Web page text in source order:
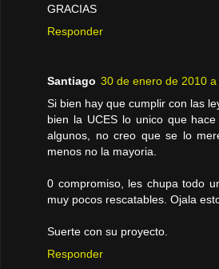
GRACIAS
Responder
Santiago 30 de enero de 2010 a
Si bien hay que cumplir con las
bien la UCES lo unico que
algunos, no creo que se lo
menos no la mayoria.
0 compromiso, les chupa todo
muy pocos rescatables. Ojala
Suerte con su proyecto.
Responder